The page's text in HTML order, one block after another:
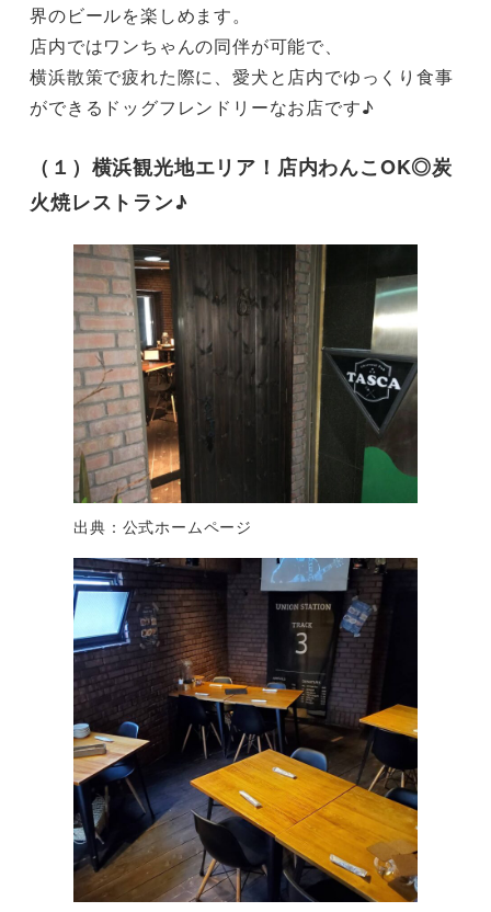
界のビールを楽しめます。
店内ではワンちゃんの同伴が可能で、
横浜散策で疲れた際に、愛犬と店内でゆっくり食事
ができるドッグフレンドリーなお店です♪
（１）横浜観光地エリア！店内わんこOK◎炭
火焼レストラン♪
出典：公式ホームページ